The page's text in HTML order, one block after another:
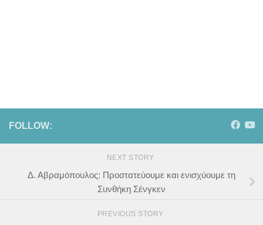
FOLLOW:
NEXT STORY
Δ. Αβραμόπουλος: Προστατεύουμε και ενισχύουμε τη
Συνθήκη Σένγκεν
PREVIOUS STORY